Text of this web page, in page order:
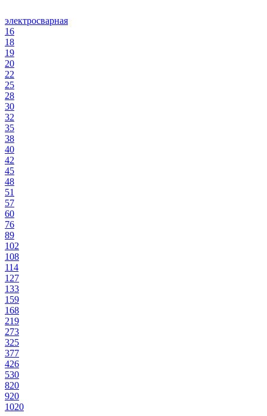
электросварная
16
18
19
20
22
25
28
30
32
35
38
40
42
45
48
51
57
60
76
89
102
108
114
127
133
159
168
219
273
325
377
426
530
820
920
1020